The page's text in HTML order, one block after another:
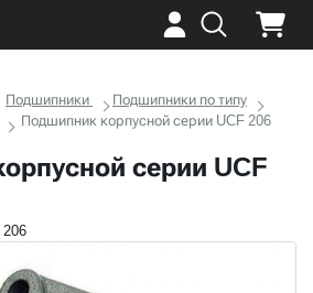
Подшипники
Подшипники по типу
Подшипник корпусной серии UCF 206
серии UCF